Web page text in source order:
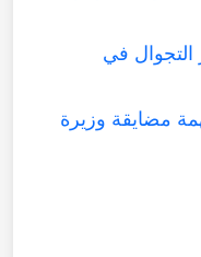
في
مضايقة وزيرة